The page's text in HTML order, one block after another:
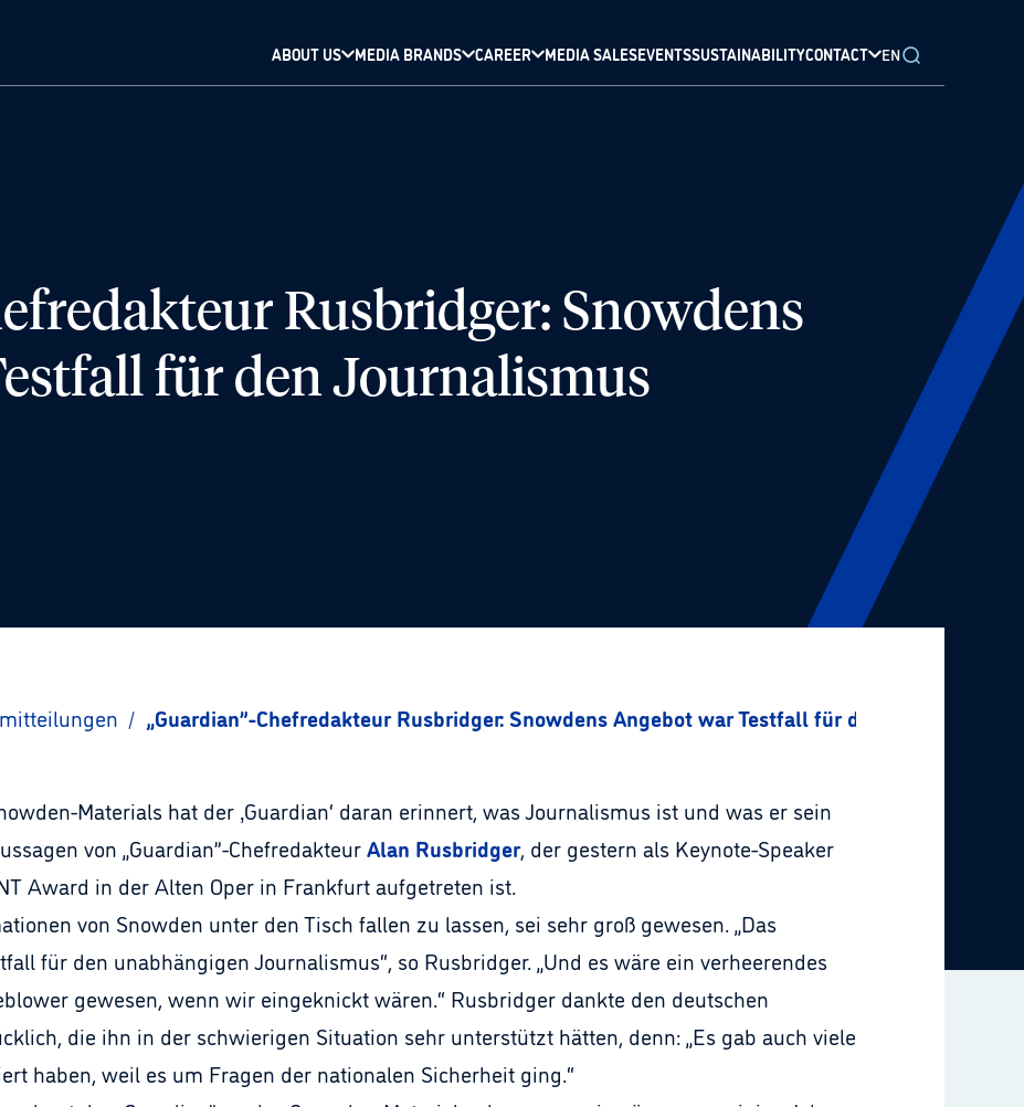
ABOUT US MEDIA BRANDS CAREER MEDIA SALESEVENTSSUSTAINABILITYCONTACT EN
Rusbridger: Snowdens
für den Journalismus
/ „Guardian”-Chefredakteur Rusbridger: Snowdens Angebot war Testfall für den Journalismus
Materials hat der ‚Guardian‘ daran erinnert, was Journalismus ist und was er sein
von „Guardian”-ChefredakteurAlan Rusbridger, der gestern als Keynote-Speaker
Award in der Alten Oper in Frankfurt aufgetreten ist.
von Snowden unter den Tisch fallen zu lassen, sei sehr groß gewesen. „Das
für den unabhängigen Journalismus“, so Rusbridger. „Und es wäre ein verheerendes
gewesen, wenn wir eingeknickt wären.“ Rusbridger dankte den deutschen
die ihn in der schwierigen Situation sehr unterstützt hätten, denn: „Es gab auch viele
haben, weil es um Fragen der nationalen Sicherheit ging.“